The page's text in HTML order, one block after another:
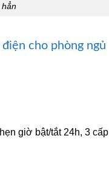
hẳn
cho phòng ngủ
giờ bật/tắt 24h, 3 cấp